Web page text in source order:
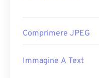
Comprimere JPEG
Immagine A Text